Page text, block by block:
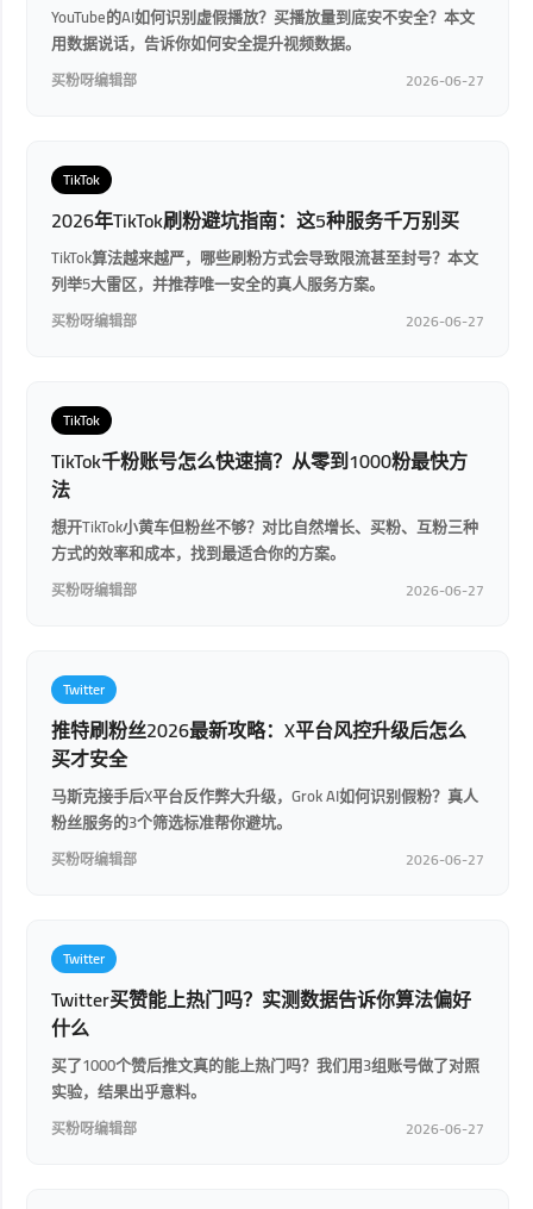
YouTube的AI如何识别虚假播放？买播放量到底安不安全？本文
用数据说话，告诉你如何安全提升视频数据。
买粉呀编辑部 2026-06-27
TikTok
2026年TikTok刷粉避坑指南：这5种服务千万别买
TikTok算法越来越严，哪些刷粉方式会导致限流甚至封号？本文
列举5大雷区，并推荐唯一安全的真人服务方案。
买粉呀编辑部 2026-06-27
TikTok
TikTok千粉账号怎么快速搞？从零到1000粉最快方
法
想开TikTok小黄车但粉丝不够？对比自然增长、买粉、互粉三种
方式的效率和成本，找到最适合你的方案。
买粉呀编辑部 2026-06-27
Twitter
推特刷粉丝2026最新攻略：X平台风控升级后怎么
买才安全
马斯克接手后X平台反作弊大升级，Grok AI如何识别假粉？真人
粉丝服务的3个筛选标准帮你避坑。
买粉呀编辑部 2026-06-27
Twitter
Twitter买赞能上热门吗？实测数据告诉你算法偏好
什么
买了1000个赞后推文真的能上热门吗？我们用3组账号做了对照
实验，结果出乎意料。
买粉呀编辑部 2026-06-27